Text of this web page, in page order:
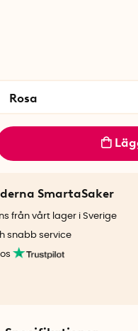
Rosa
SmartaSaker
från vårt lager i Sverige
snabb service